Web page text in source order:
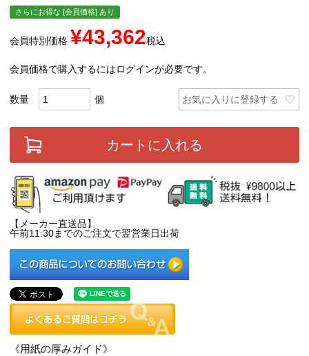
さらにお得な [会員価格] あり
会員特別価格 ¥43,362税込
会員価格で購入するにはログインが必要です。
お気に入りに登録する
カートに入れる
【メーカー直送品】
午前11:30までのご注文で翌営業日出荷
《用紙の厚みガイド》